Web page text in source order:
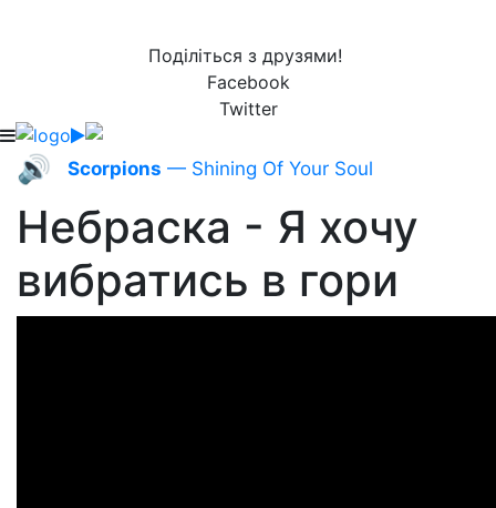
Поділіться з друзями!
Facebook
Twitter
🔊 Scorpions — Shining Of Your Soul
Небраска - Я хочу
вибратись в гори